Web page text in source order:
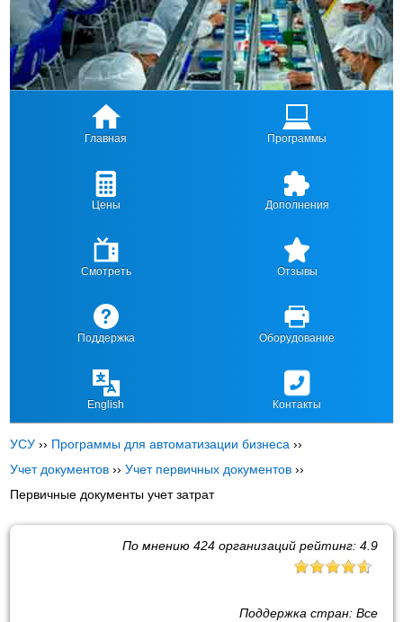
Главная Программы
Цены Дополнения
Смотреть Отзывы
Поддержка Оборудование
English Контакты
УСУ ›› Программы для автоматизации бизнеса ››
Учет документов ››Учет первичных документов ››
Первичные документы учет затрат
По мнению 424организаций рейтинг: 4.9
Поддержка стран: Все